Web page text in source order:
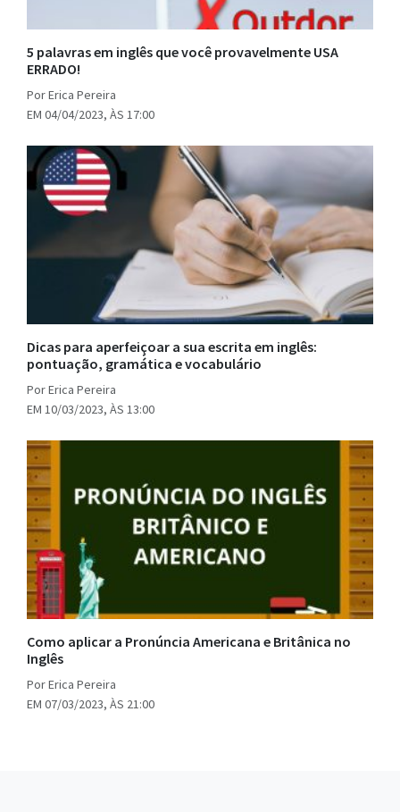
5 palavras em inglês que você provavelmente USA
ERRADO!
Por Erica Pereira
EM 04/04/2023, ÀS 17:00
Dicas para aperfeiçoar a sua escrita em inglês:
pontuação, gramática e vocabulário
Por Erica Pereira
EM 10/03/2023, ÀS 13:00
Como aplicar a Pronúncia Americana e Britânica no
Inglês
Por Erica Pereira
EM 07/03/2023, ÀS 21:00